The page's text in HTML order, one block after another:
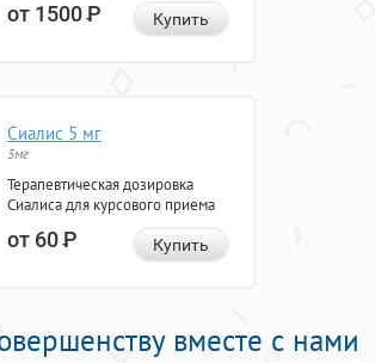
от 1500Р Купить
Сиалис 5 мг
5мг
Терапевтическая дозировка
Сиалиса для курсового приема
от 60Р Купить
вместе с нами